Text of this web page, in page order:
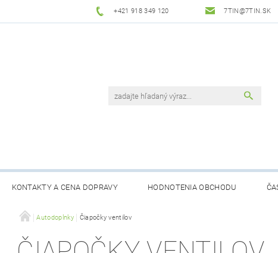
+421 918 349 120 7TIN@7TIN.SK
KONTAKTY A CENA DOPRAVY HODNOTENIA OBCHODU
Autodoplnky Čiapočky ventilov